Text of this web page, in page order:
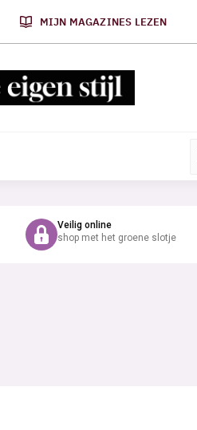
MIJN MAGAZINES LEZEN
Veilig online
shop met het groene slotje